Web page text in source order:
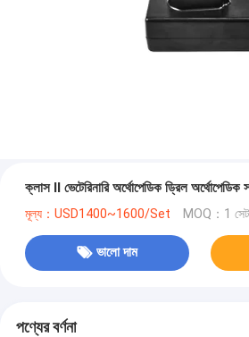
ক্লাস II ভেটেরিনারি অর্থোপেডিক ড্রিল
মূল্য：USD1400~1600/Set MOQ：1 সেট
ভালো দাম
পণ্যের বর্ণনা